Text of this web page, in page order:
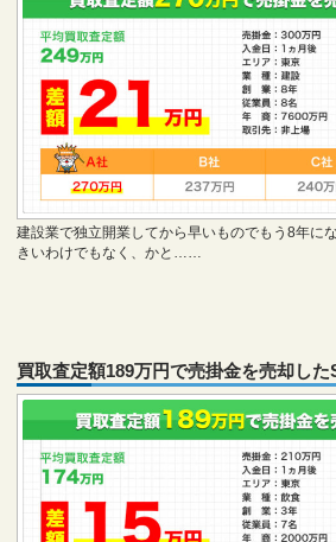
建設業で独立開業してから早いものでもう8年に
きいわけでもなく、かと……
買取査定額189万円で売掛金を売却した